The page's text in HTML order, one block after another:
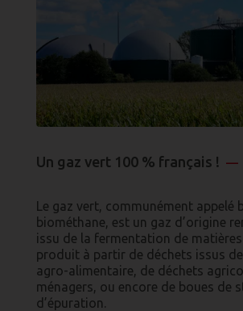
Un gaz vert 100 % français ! —
Le gaz vert, communément appelé
biométhane, est un gaz d’origine
issu de la fermentation de
produit à partir de déchets issus
agro-alimentaire, de déchets
ménagers, ou encore de boues de
d’épuration.